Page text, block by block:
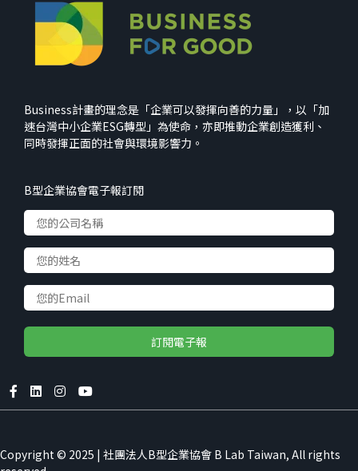
Business計畫的理念是「企業可以發揮向善的力量」，以「加
速台灣中小企業ESG轉型」為使命，亦即推動企業創造獲利、
同時發揮正面的社會與環境影響力。
B型企業協會電子報訂閱
Copyright © 2025 | 社團法人B型企業協會 B Lab Taiwan, All rights
We use cookies to improve your
Accept